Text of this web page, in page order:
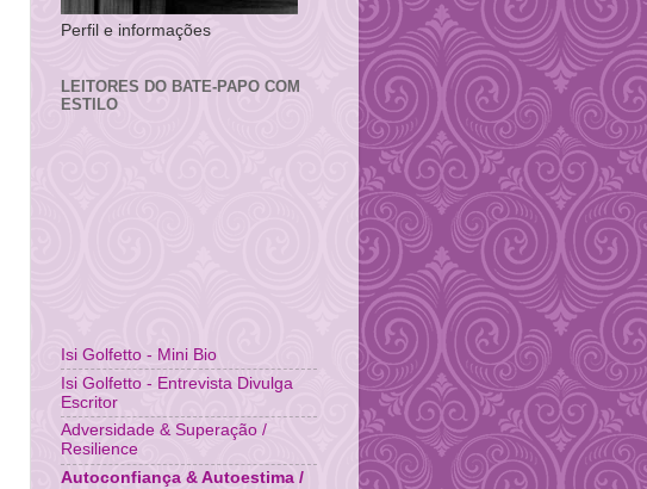
Perfil e informações
LEITORES DO BATE-PAPO COM
ESTILO
Isi Golfetto - Mini Bio
Isi Golfetto - Entrevista Divulga
Escritor
Adversidade & Superação /
Resilience
Autoconfiança & Autoestima /